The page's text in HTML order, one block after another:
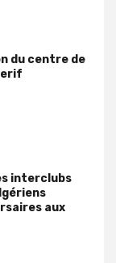
du centre de
interclubs
aux